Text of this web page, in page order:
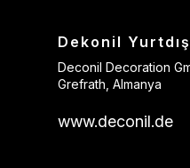
Dekonil
Deconil Decoration
Grefrath, Almanya
www.deconil.de